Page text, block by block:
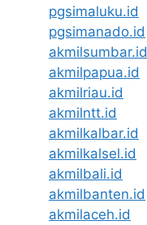
pgsimaluku.id
pgsimanado.id
akmilsumbar.id
akmilpapua.id
akmilriau.id
akmilntt.id
akmilkalbar.id
akmilkalsel.id
akmilbali.id
akmilbanten.id
akmilaceh.id